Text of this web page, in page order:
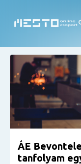
ÁE
tanfolyam